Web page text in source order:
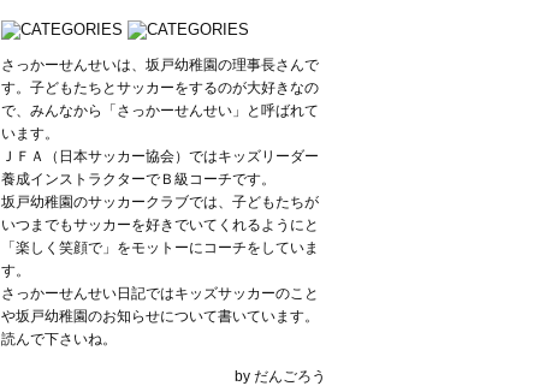
さっかーせんせいは、坂戸幼稚園の理事長さんで
す。子どもたちとサッカーをするのが大好きなの
で、みんなから「さっかーせんせい」と呼ばれて
います。
ＪＦＡ（日本サッカー協会）ではキッズリーダー
養成インストラクターでＢ級コーチです。
坂戸幼稚園のサッカークラブでは、子どもたちが
いつまでもサッカーを好きでいてくれるようにと
「楽しく笑顔で」をモットーにコーチをしていま
す。
さっかーせんせい日記ではキッズサッカーのこと
や坂戸幼稚園のお知らせについて書いています。
読んで下さいね。
by だんごろう